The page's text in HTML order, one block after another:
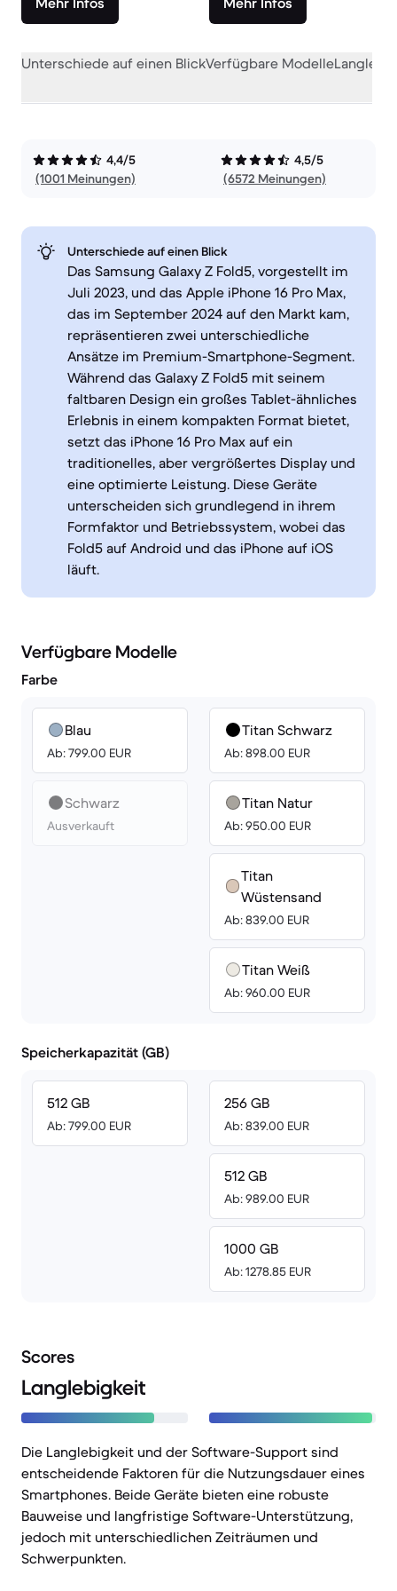
Unterschiede auf einen BlickVerfügbare Modelle
4,4/5
(1001 Meinungen)
4,5/5
(6572 Meinungen)
Unterschiede auf einen Blick
Das Samsung Galaxy Z Fold5, vorgestellt im
Juli 2023, und das Apple iPhone 16 Pro Max,
das im September 2024 auf den Markt kam,
repräsentieren zwei unterschiedliche
Ansätze im Premium-Smartphone-Segment.
Während das Galaxy Z Fold5 mit seinem
faltbaren Design ein großes Tablet-ähnliches
Erlebnis in einem kompakten Format bietet,
setzt das iPhone 16 Pro Max auf ein
traditionelles, aber vergrößertes Display und
eine optimierte Leistung. Diese Geräte
unterscheiden sich grundlegend in ihrem
Formfaktor und Betriebssystem, wobei das
Fold5 auf Android und das iPhone auf iOS
läuft.
Verfügbare Modelle
Farbe
Blau
Ab: 799.00 EUR
Schwarz
Ausverkauft
Titan Schwarz
Ab: 898.00 EUR
Titan Natur
Ab: 950.00 EUR
Titan
Wüstensand
Ab: 839.00 EUR
Titan Weiß
Ab: 960.00 EUR
Speicherkapazität (GB)
512 GB
Ab: 799.00 EUR
256 GB
Ab: 839.00 EUR
512 GB
Ab: 989.00 EUR
1000 GB
Ab: 1278.85 EUR
Scores
Langlebigkeit
Die Langlebigkeit und der Software-Support sind
entscheidende Faktoren für die Nutzungsdauer eines
Smartphones. Beide Geräte bieten eine robuste
Bauweise und langfristige Software-Unterstützung,
jedoch mit unterschiedlichen Zeiträumen und
Schwerpunkten.